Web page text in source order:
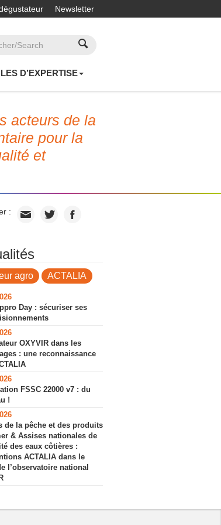
Newsletter
D’EXPERTISE
acteurs de la
pour la
et
:
agro ACTALIA
Day : sécuriser ses
OXYVIR dans les
: une reconnaissance
FSSC 22000 v7 : du
!
de la pêche et des produits
& Assises nationales de
des eaux côtières :
ACTALIA dans le
l’observatoire national